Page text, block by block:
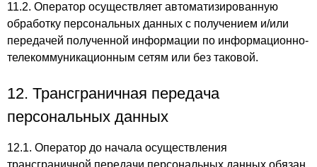
11.2. Оператор осуществляет автоматизированную
обработку персональных данных с получением и/или
передачей полученной информации по информационно-
телекоммуникационным сетям или без таковой.
12. Трансграничная передача
персональных данных
12.1. Оператор до начала осуществления
трансграничной передачи персональных данных обязан